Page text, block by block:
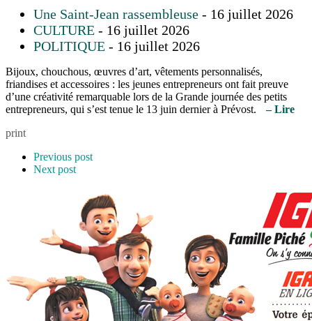
Une Saint-Jean rassembleuse - 16 juillet 2026
CULTURE - 16 juillet 2026
POLITIQUE - 16 juillet 2026
Bijoux, chouchous, œuvres d’art, vêtements personnalisés,
friandises et accessoires : les jeunes entrepreneurs ont fait preuve
d’une créativité remarquable lors de la Grande journée des petits
entrepreneurs, qui s’est tenue le 13 juin dernier à Prévost.
– Lire
print
Previous post
Next post